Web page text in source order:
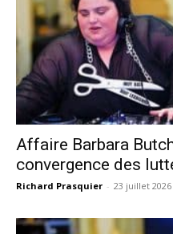
Affaire Barbara
convergence des
Richard Prasquier - 23 juillet 2026